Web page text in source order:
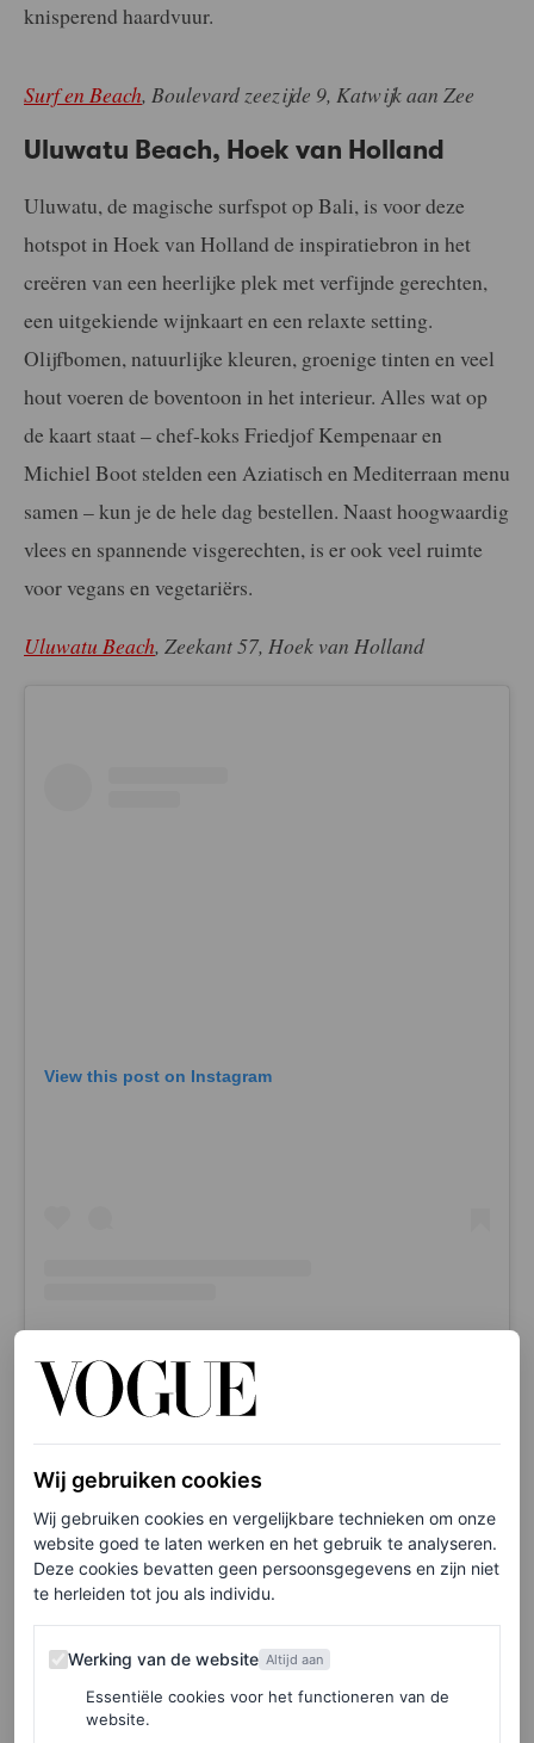
knisperend haardvuur.
Surf en Beach, Boulevard zeezijde 9, Katwijk aan Zee
Uluwatu Beach, Hoek van Holland
Uluwatu, de magische surfspot op Bali, is voor deze
hotspot in Hoek van Holland de inspiratiebron in het
creëren van een heerlijke plek met verfijnde gerechten,
een uitgekiende wijnkaart en een relaxte setting.
Olijfbomen, natuurlijke kleuren, groenige tinten en veel
hout voeren de boventoon in het interieur. Alles wat op
de kaart staat – chef-koks Friedjof Kempenaar en
Michiel Boot stelden een Aziatisch en Mediterraan menu
samen – kun je de hele dag bestellen. Naast hoogwaardig
vlees en spannende visgerechten, is er ook veel ruimte
voor vegans en vegetariërs.
Uluwatu Beach, Zeekant 57, Hoek van Holland
View this post on Instagram
A post shared by ULUWATU BEACH (@uluwatubeachclub)
Pele Surf Shack, Hoek van Holland
Pele Surf Shack is de eerste honderd procent plant based
hangoutin Nederland. Je moet even een beetje moeite
doen om de strandtent te vinden, maar geloof ons; dat is
het waard. En zoals gezegd: helemaal plantaardig, dus
dat geldt ook voor de drankjes. Het menu wordt
regelmatig aangepast en alle gerechten worden
Wij gebruiken cookies
Wij gebruiken cookies en vergelijkbare technieken om onze
website goed te laten werken en het gebruik te analyseren.
Deze cookies bevatten geen persoonsgegevens en zijn niet
te herleiden tot jou als individu.
Werking van de website
Werking van de website Altijd aan
Essentiële cookies voor het functioneren van de
website.